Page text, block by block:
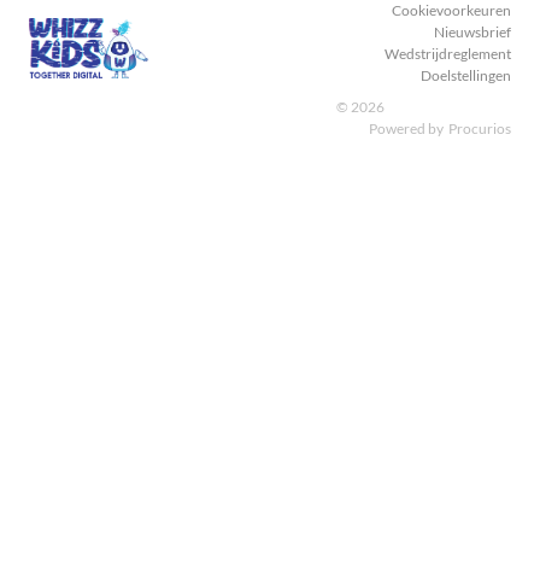
Cookievoorkeuren
Nieuwsbrief
Wedstrijdreglement
Doelstellingen
© 2026
Powered by Procurios